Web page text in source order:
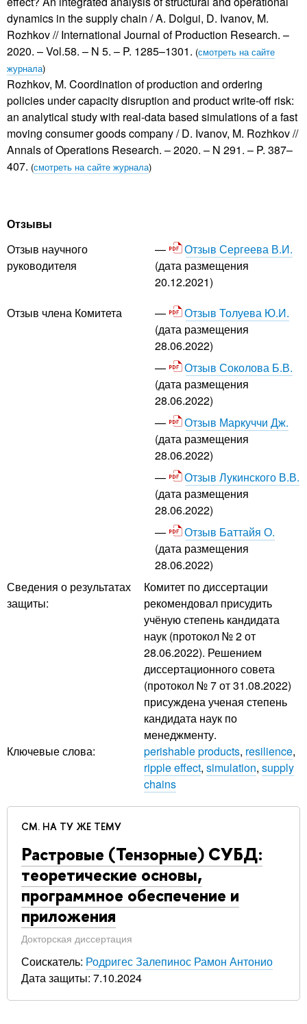
dynamics in the supply chain / A. Dolgui, D. Ivanov, M.
Rozhkov // International Journal of Production Research. –
2020. – Vol.58. – N 5. – P. 1285–1301. (смотреть на сайте
журнала)
Rozhkov, M. Coordination of production and ordering
policies under capacity disruption and product write-off risk:
an analytical study with real-data based simulations of a fast
moving consumer goods company / D. Ivanov, M. Rozhkov //
Annals of Operations Research. – 2020. – N 291. – P. 387–
407. (смотреть на сайте журнала)
Отзывы
Отзыв научного
руководителя
Отзыв Сергеева В.И.
(дата размещения
20.12.2021)
Отзыв члена Комитета
Отзыв Толуева Ю.И.
(дата размещения
28.06.2022)
Отзыв Соколова Б.В.
(дата размещения
28.06.2022)
Отзыв Маркуччи Дж.
(дата размещения
28.06.2022)
Отзыв Лукинского В.В.
(дата размещения
28.06.2022)
Отзыв Баттайя О.
(дата размещения
28.06.2022)
Сведения о результатах
защиты:
Комитет по диссертации
рекомендовал присудить
учёную степень кандидата
наук (протокол № 2 от
28.06.2022). Решением
диссертационного совета
(протокол № 7 от 31.08.2022)
присуждена ученая степень
кандидата наук по
менеджменту.
Ключевые слова:
perishable products, resilience,
ripple effect, simulation, supply
chains
СМ. НА ТУ ЖЕ ТЕМУ
Растровые (Тензорные) СУБД:
теоретические основы,
программное обеспечение и
приложения
Докторская диссертация
Соискатель: Родригес Залепинос Рамон Антонио
Дата защиты: 7.10.2024